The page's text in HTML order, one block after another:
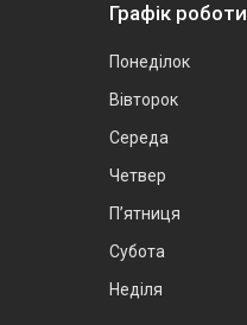
Графік роботи
Понеділок
Вівторок
Середа
Четвер
Пʼятниця
Субота
Неділя